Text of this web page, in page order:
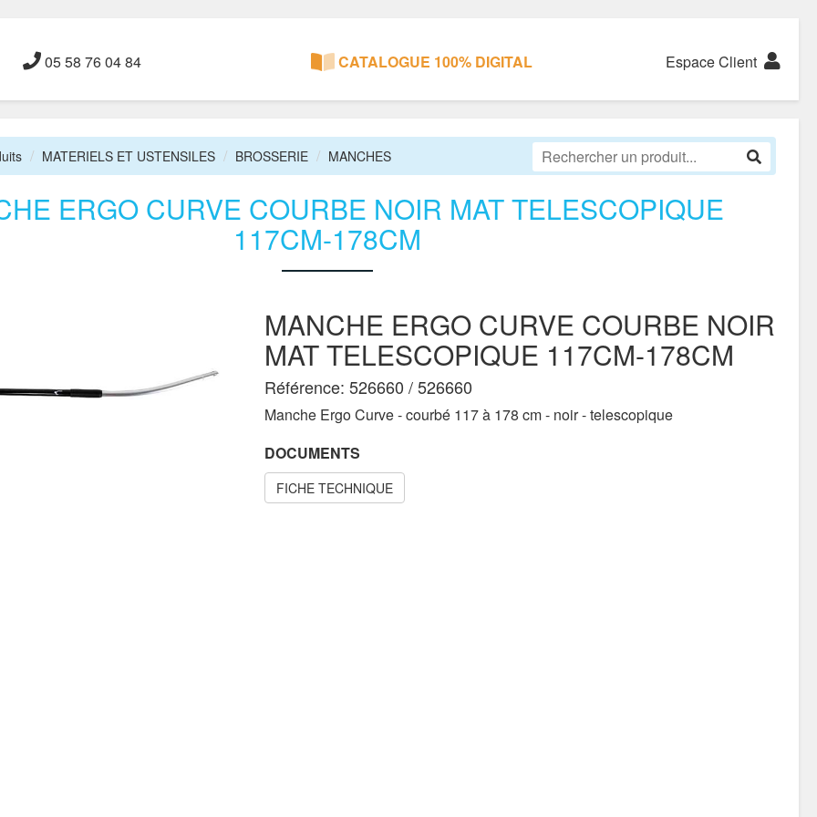
05 58 76 04 84 CATALOGUE 100% DIGITAL Espace Client
MATERIELS ET USTENSILES BROSSERIE MANCHES
ERGO CURVE COURBE NOIR MAT TELESCOPIQUE
117CM-178CM
MANCHE ERGO CURVE COURBE NOIR
MAT TELESCOPIQUE 117CM-178CM
Référence: 526660 / 526660
Manche Ergo Curve - courbé 117 à 178 cm - noir - telescopique
DOCUMENTS
FICHE TECHNIQUE